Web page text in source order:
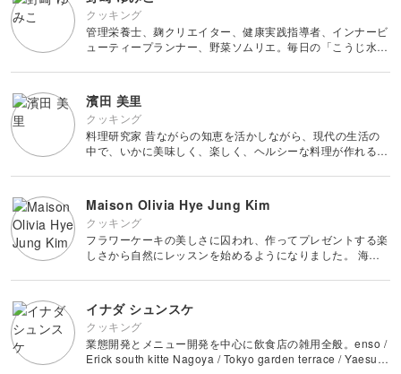
クロスステッチ
オートクチュール刺繍
リボン刺繍
ビーズ刺繍
ソウタシエ
クラフトバンド
あみぐるみ
洋裁
アルコールインクアート
パステルアート
色鉛筆
油絵
水彩画
日本画
ミニチュア雑貨
スカルプネイル
ネイルケア
ジェルネイル
クレイ
レジンアクセサリー
ワイヤーアクセサリー
ビーズアクセサリー
すべて
キャンドルホルダー
マーブルキャンドル
スイーツキャンドル
ソイキャンドル
ジェルキャンドル
ボタニカルキャンドル
韓国キャンドル
すべて
レタリング
カリグラフィー
上絵付け
ポーセラーツ
トールペイント
筆文字
ペン字
カルトナージュ
折り紙
ラッピング
切り絵
ぬいぐるみ
クラフト
消しゴムはんこ
レザークラフト
ライフスタイル
すべて
暮らし
多肉植物
占い
すべて
ヨガ
ダンス
フィットネス
クッキング
すべて
アイシングクッキー
パン
ビジネス
すべて
マネー
Webデザイン
カメラ・写真
すべて
カメラその他
クッキング
管理栄養士、麹クリエイター、健康実践指導者、インナービ
ューティープランナー、野菜ソムリエ。毎日の「こうじ水」
修。インナービューティーダイエット協会東京校にて講師を
務めた。保健センターで
濱田 美里
クッキング
料理研究家 昔ながらの知恵を活かしながら、現代の生活の
中で、いかに美味しく、楽しく、ヘルシーな料理が作れるか
は、15年間で1000名近い生徒さんに料理をお教えしてきま
Maison Olivia Hye Jung Kim
クッキング
フラワーケーキの美しさに囚われ、作ってプレゼントする楽
しさから自然にレッスンを始めるようになりました。 海外
インを通じてのレッスンの必要性を感じていた中、
MIROOMと出会
イナダ シュンスケ
クッキング
業態開発とメニュー開発を中心に飲食店の雑用全般。enso /
Erick south kitte Nagoya / Tokyo garden terrace / Yaesu